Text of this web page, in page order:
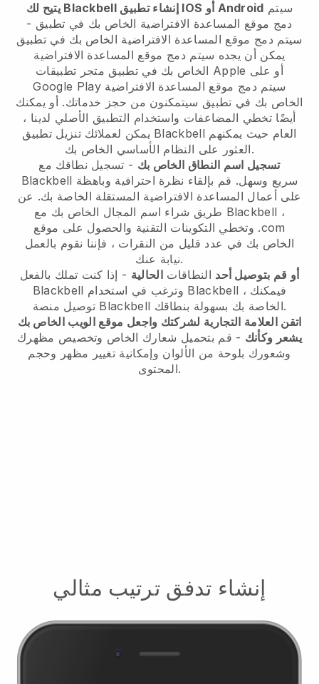
يتيح لك Blackbell إنشاء تطبيق IOS أو Android سيتم
دمج موقع المساعدة الافتراضية الخاص بك في تطبيق -
سيتم دمج موقع المساعدة الافتراضية الخاص بك في تطبيق
يمكن أن يجده سيتم دمج موقع المساعدة الافتراضية
الخاص بك في تطبيق متجر تطبيقات Apple أو على
Google Play سيتم دمج موقع المساعدة الافتراضية
الخاص بك في تطبيق سيتمكنون من حجز خدماتك. أو يمكنك
أيضًا تخطي المضاعفات واستخدام التطبيق الأصلي لدينا ،
Blackbell
العثور على النظام الأساسي الخاص بك.
تسجيل اسم النطاق الخاص بك - تسجيل نطاقك مع
Blackbell
سريع وسهل. قم بإلقاء نظرة احترافية وباهظة
على أعمال المساعدة الافتراضية المستقلة الخاصة بك. عن
Blackbell ،
وتخطي التكوينات التقنية والحصول على موقع .com
الخاص بك في عدد قليل من النقرات ، فإننا نقوم بالعمل
نيابة عنك.
أو قم بتوصيل أحد النطاقات الحالية - إذا كنت تملك بالفعل
Blackbell
Blackbell ، فيمكنك
توصيل منصة Blackbell
الخاصة بك بسهولة بنطاقك.
اتقن العلامة التجارية لشركتك واجعل موقع الويب الخاص بك
يشعر وكأنك - قم بتحميل شعارك الخاص وتخصيص مظهرك
وشعورك بلوحة من الألوان وإمكانية تغيير مظهر وحجم
المحتوى.
إنشاء تدفق ترتيب مثالي